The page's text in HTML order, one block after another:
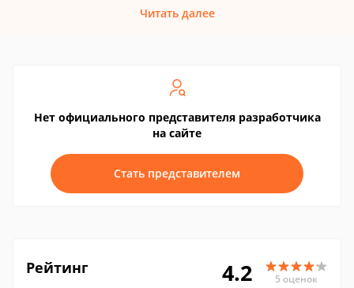
Читать далее
Нет официального представителя разработчика
на сайте
Стать представителем
Рейтинг 4.2 5 оценок